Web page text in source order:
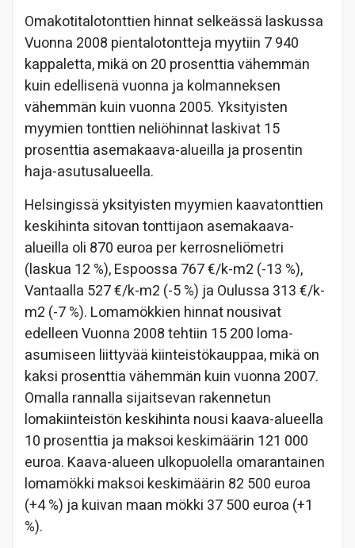
Omakotitalotonttien hinnat selkeässä laskussa
Vuonna 2008 pientalotontteja myytiin 7 940
kappaletta, mikä on 20 prosenttia vähemmän
kuin edellisenä vuonna ja kolmanneksen
vähemmän kuin vuonna 2005. Yksityisten
myymien tonttien neliöhinnat laskivat 15
prosenttia asemakaava-alueilla ja prosentin
haja-asutusalueella.
Helsingissä yksityisten myymien kaavatonttien
keskihinta sitovan tonttijaon asemakaava-
alueilla oli 870 euroa per kerrosneliömetri
(laskua 12 %), Espoossa 767 €/k-m2 (-13 %),
Vantaalla 527 €/k-m2 (-5 %) ja Oulussa 313 €/k-
m2 (-7 %). Lomamökkien hinnat nousivat
edelleen Vuonna 2008 tehtiin 15 200 loma-
asumiseen liittyvää kiinteistökauppaa, mikä on
kaksi prosenttia vähemmän kuin vuonna 2007.
Omalla rannalla sijaitsevan rakennetun
lomakiinteistön keskihinta nousi kaava-alueella
10 prosenttia ja maksoi keskimäärin 121 000
euroa. Kaava-alueen ulkopuolella omarantainen
lomamökki maksoi keskimäärin 82 500 euroa
(+4 %) ja kuivan maan mökki 37 500 euroa (+1
%).